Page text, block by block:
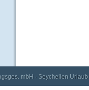
mbH · Seychellen Urlaub